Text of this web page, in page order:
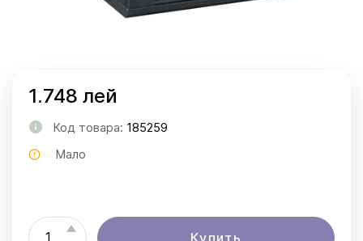
1.748 лей
Код товара: 185259
Мало
Купить